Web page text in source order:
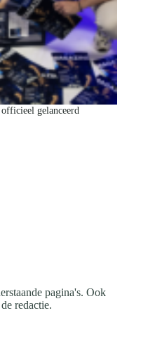
gelanceerd
pagina's. Ook
redactie.